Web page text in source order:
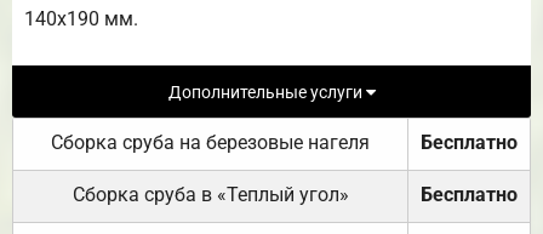
140х190 мм.
Дополнительные услуги
Сборка сруба на березовые нагеля Бесплатно
Сборка сруба в «Теплый угол» Бесплатно